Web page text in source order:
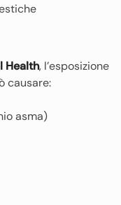
Health, l’esposizione
causare:
asma)